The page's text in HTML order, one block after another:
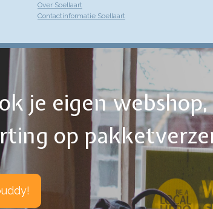
Over Soellaart
Contactinformatie Soellaart
je eigen
op